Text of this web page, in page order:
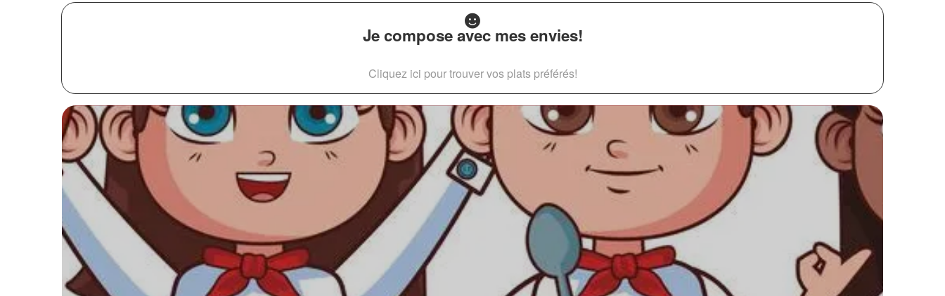
Je compose avec mes envies!
Cliquez ici pour trouver vos plats préférés!